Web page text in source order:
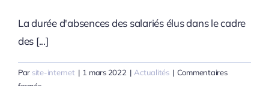
La durée d'absences des salariés élus dans le cadre
des [...]
Par site-internet | 1 mars 2022 | Actualités | Commentaires